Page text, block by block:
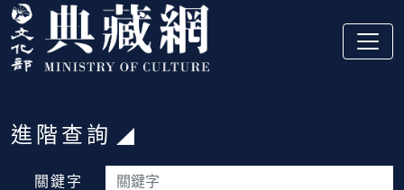
跳到主要內容
:::
:::
進階查詢
關鍵字